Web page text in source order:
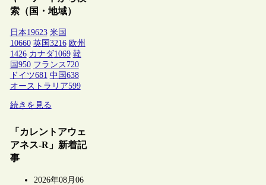
索（国・地域）
日本19623 米国
10660 英国 3216 欧州
1426 カナダ1069 韓
国 950 フランス 720
ドイツ681 中国 638
オーストラリア599
続きを見る
「カレントアウェ
アネス-R」新着記
事
2026年08月06